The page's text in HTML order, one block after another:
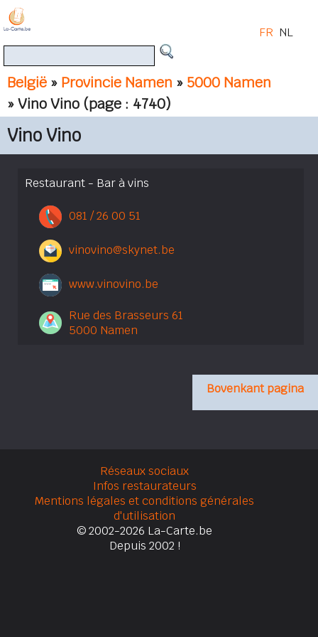
België » Provincie Namen » 5000 Namen
» Vino Vino (page : 4740)
FR NL
Vino Vino
Restaurant - Bar à vins
081 / 26 00 51
vinovino@skynet.be
www.vinovino.be
Rue des Brasseurs 61
5000 Namen
Bovenkant pagina
Réseaux sociaux
Infos restaurateurs
Mentions légales et conditions générales
d'utilisation
© 2002-2026 La-Carte.be
Depuis 2002 !